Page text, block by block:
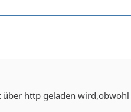
http geladen